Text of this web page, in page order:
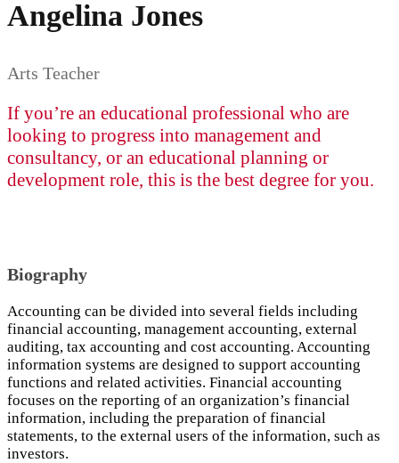
Angelina Jones
Arts Teacher
If you’re an educational professional who are
looking to progress into management and
consultancy, or an educational planning or
development role, this is the best degree for you.
Biography
Accounting can be divided into several fields including
financial accounting, management accounting, external
auditing, tax accounting and cost accounting. Accounting
information systems are designed to support accounting
functions and related activities. Financial accounting
focuses on the reporting of an organization’s financial
information, including the preparation of financial
statements, to the external users of the information, such as
investors.